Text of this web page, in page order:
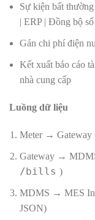
Sự kiện bất
| ERP | Đồng bộ
Gán chi phí điện
Kết xuất báo cáo
nhà cung cấp
Luồng dữ liệu
Meter →
Gateway →
/bills )
MDMS → MES
JSON)